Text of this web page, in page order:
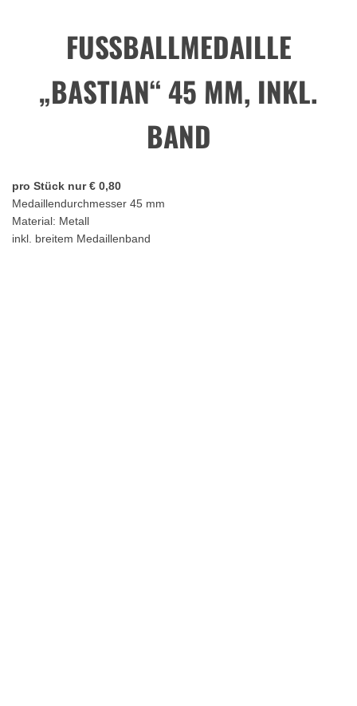
FUSSBALLMEDAILLE
„BASTIAN“ 45 MM, INKL.
BAND
pro Stück nur € 0,80
Medaillendurchmesser 45 mm
Material: Metall
inkl. breitem Medaillenband